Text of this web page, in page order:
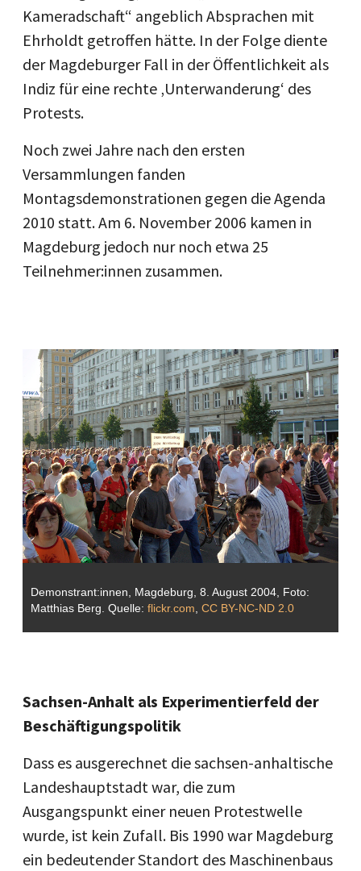
Kameradschaft“ angeblich Absprachen mit
Ehrholdt getroffen hätte. In der Folge diente
der Magdeburger Fall in der Öffentlichkeit als
Indiz für eine rechte ‚Unterwanderung‘ des
Protests.
Noch zwei Jahre nach den ersten
Versammlungen fanden
Montagsdemonstrationen gegen die Agenda
2010 statt. Am 6. November 2006 kamen in
Magdeburg jedoch nur noch etwa 25
Teilnehmer:innen zusammen.
Demonstrant:innen, Magdeburg, 8. August 2004, Foto:
Matthias Berg. Quelle: flickr.com, CC BY-NC-ND 2.0
Sachsen-Anhalt als Experimentierfeld der
Beschäftigungspolitik
Dass es ausgerechnet die sachsen-anhaltische
Landeshauptstadt war, die zum
Ausgangspunkt einer neuen Protestwelle
wurde, ist kein Zufall. Bis 1990 war Magdeburg
ein bedeutender Standort des Maschinenbaus